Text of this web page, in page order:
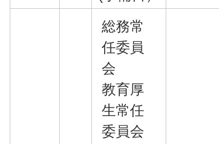
総務常
任委員
会
教育厚
生常任
委員会